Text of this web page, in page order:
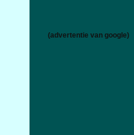
(advertentie van google)